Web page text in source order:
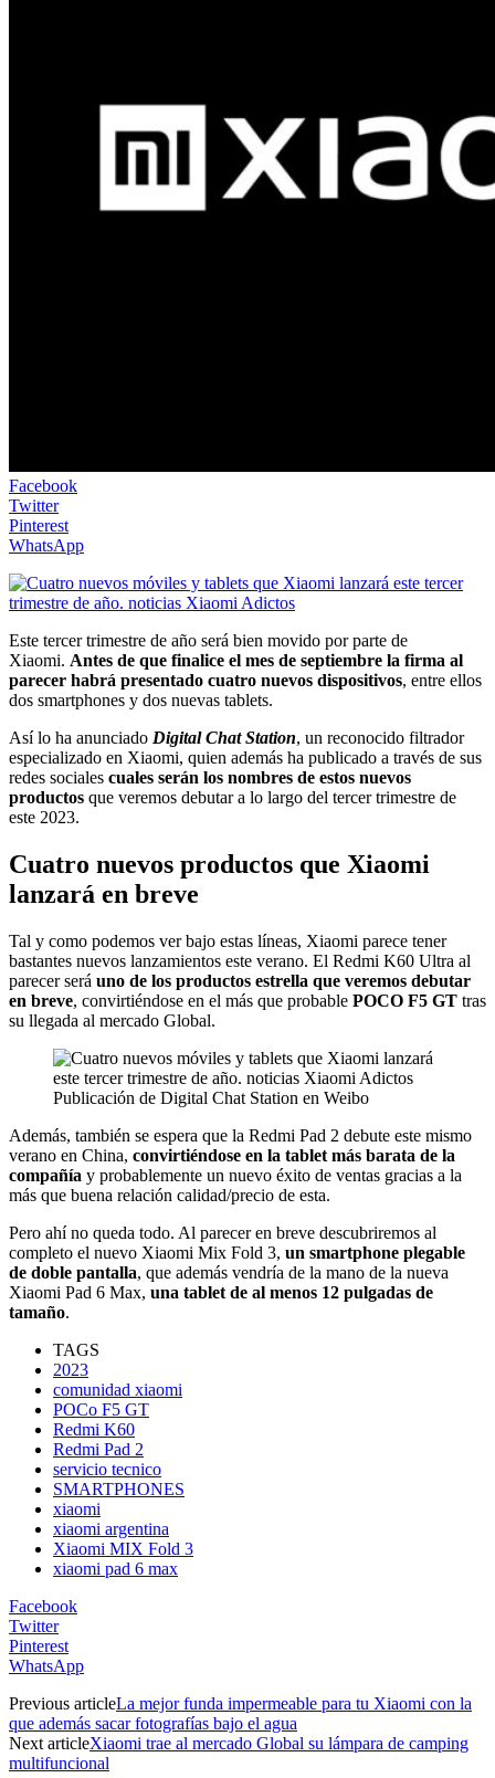
Facebook
Twitter
Pinterest
WhatsApp
Este tercer trimestre de año será bien movido por parte de
Xiaomi. Antes de que finalice el mes de septiembre la firma al
parecer habrá presentado cuatro nuevos dispositivos, entre ellos
dos smartphones y dos nuevas tablets.
Así lo ha anunciado Digital Chat Station, un reconocido filtrador
especializado en Xiaomi, quien además ha publicado a través de sus
redes sociales cuales serán los nombres de estos nuevos
productos que veremos debutar a lo largo del tercer trimestre de
este 2023.
Cuatro nuevos productos que Xiaomi
lanzará en breve
Tal y como podemos ver bajo estas líneas, Xiaomi parece tener
bastantes nuevos lanzamientos este verano. El Redmi K60 Ultra al
parecer será uno de los productos estrella que veremos debutar
en breve, convirtiéndose en el más que probable POCO F5 GT tras
su llegada al mercado Global.
Publicación de Digital Chat Station en Weibo
Además, también se espera que la Redmi Pad 2 debute este mismo
verano en China, convirtiéndose en la tablet más barata de la
compañía y probablemente un nuevo éxito de ventas gracias a la
más que buena relación calidad/precio de esta.
Pero ahí no queda todo. Al parecer en breve descubriremos al
completo el nuevo Xiaomi Mix Fold 3, un smartphone plegable
de doble pantalla, que además vendría de la mano de la nueva
Xiaomi Pad 6 Max, una tablet de al menos 12 pulgadas de
tamaño.
TAGS
2023
comunidad xiaomi
POCo F5 GT
Redmi K60
Redmi Pad 2
servicio tecnico
SMARTPHONES
xiaomi
xiaomi argentina
Xiaomi MIX Fold 3
xiaomi pad 6 max
Facebook
Twitter
Pinterest
WhatsApp
Previous articleLa mejor funda impermeable para tu Xiaomi con la
que además sacar fotografías bajo el agua
Next articleXiaomi trae al mercado Global su lámpara de camping
multifuncional